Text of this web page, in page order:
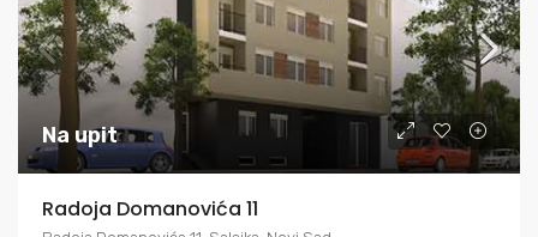
Na upit
Radoja Domanovića 11